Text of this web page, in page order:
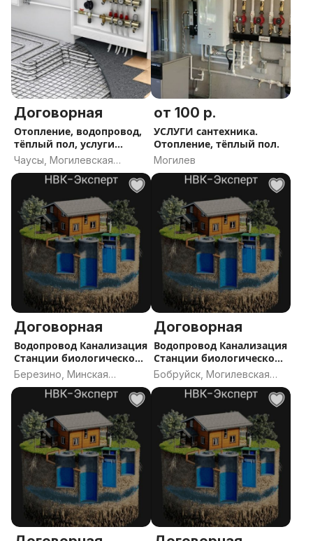
Договорная
Отопление, водопровод,
тёплый пол, услуги
сантехника
Чаусы, Могилевская
область
от 100 р.
УСЛУГИ сантехника.
Отопление, тёплый пол.
Могилев
Договорная
Водопровод Канализация
Станции биологической
очистки септик проект
прокол
Березино, Минская
область
Договорная
Водопровод Канализация
Станции биологической
очистки. Септик
Бобруйск, Могилевская
область